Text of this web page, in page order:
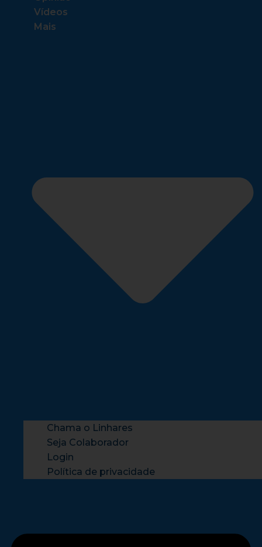
Vídeos
Mais
Chama o Linhares
Seja Colaborador
Login
Política de privacidade